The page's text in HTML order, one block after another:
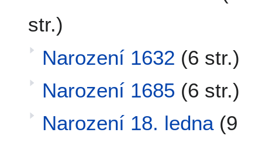
str.)
Narození 1632 (6 str.)
Narození 1685 (6 str.)
Narození 18. ledna (9